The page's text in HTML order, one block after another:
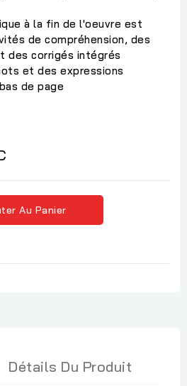
à la fin de l'oeuvre est
de compréhension, des
des corrigés intégrés
et des expressions
de page
Au Panier
Détails Du Produit